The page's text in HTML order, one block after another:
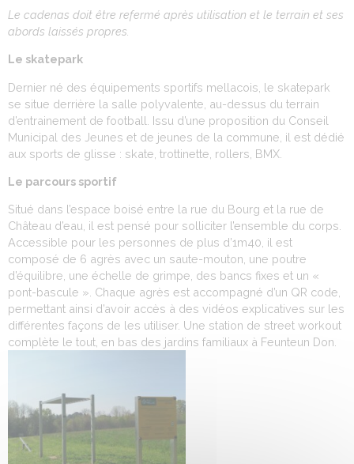
Le cadenas doit être refermé après utilisation et le terrain et ses
abords laissés propres.
Le skatepark
Dernier né des équipements sportifs mellacois, le skatepark
se situe derrière la salle polyvalente, au-dessus du terrain
d’entrainement de football. Issu d’une proposition du Conseil
Municipal des Jeunes et de jeunes de la commune, il est dédié
aux sports de glisse : skate, trottinette, rollers, BMX.
Le parcours sportif
Situé dans l’espace boisé entre la rue du Bourg et la rue de
Château d’eau, il est pensé pour solliciter l’ensemble du corps.
Accessible pour les personnes de plus d’1m40, il est
composé de 6 agrès avec un saute-mouton, une poutre
d’équilibre, une échelle de grimpe, des bancs fixes et un «
pont-bascule ». Chaque agrès est accompagné d’un QR code,
permettant ainsi d’avoir accès à des vidéos explicatives sur les
différentes façons de les utiliser. Une station de street workout
complète le tout, en bas des jardins familiaux à Feunteun Don.